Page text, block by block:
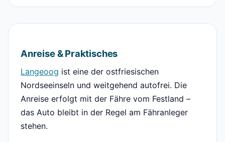
Anreise & Praktisches
Langeoog ist eine der ostfriesischen
Nordseeinseln und weitgehend autofrei. Die
Anreise erfolgt mit der Fähre vom Festland –
das Auto bleibt in der Regel am Fähranleger
stehen.